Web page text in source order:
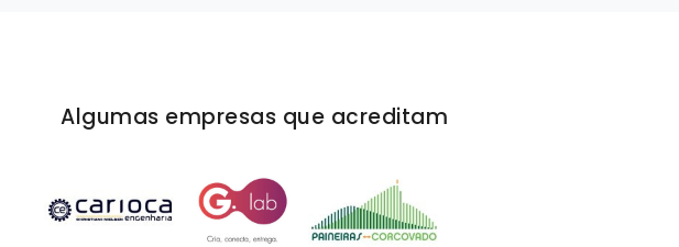
necessidade já bem desenhada e eles
projeto como se fosse deles. Procuraram
Algumas empresas que acreditam